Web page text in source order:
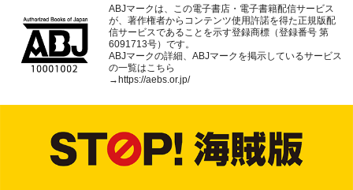
ABJマークは、この電子書店・電子書籍配信サービス
が、著作権者からコンテンツ使用許諾を得た正規版配
信サービスであることを示す登録商標（登録番号 第
6091713号）です。
ABJマークの詳細、ABJマークを掲示しているサービス
の一覧はこちら
→ https://aebs.or.jp/